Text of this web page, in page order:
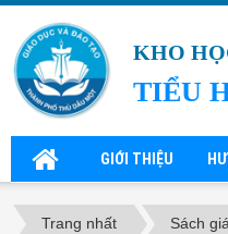
KHO
TIỂU
GIỚI THIỆU
Trang nhất Sách